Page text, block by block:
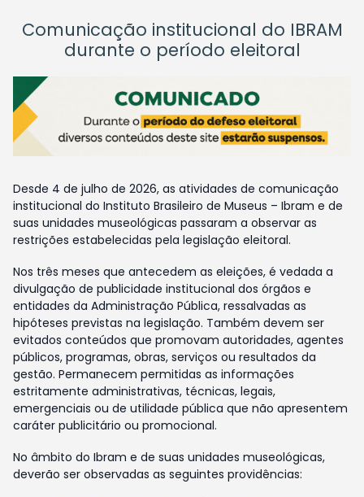
Comunicação institucional do IBRAM
durante o período eleitoral
Desde 4 de julho de 2026, as atividades de comunicação
institucional do Instituto Brasileiro de Museus – Ibram e de
suas unidades museológicas passaram a observar as
restrições estabelecidas pela legislação eleitoral.
Nos três meses que antecedem as eleições, é vedada a
divulgação de publicidade institucional dos órgãos e
entidades da Administração Pública, ressalvadas as
hipóteses previstas na legislação. Também devem ser
evitados conteúdos que promovam autoridades, agentes
públicos, programas, obras, serviços ou resultados da
gestão. Permanecem permitidas as informações
estritamente administrativas, técnicas, legais,
emergenciais ou de utilidade pública que não apresentem
caráter publicitário ou promocional.
No âmbito do Ibram e de suas unidades museológicas,
deverão ser observadas as seguintes providências: